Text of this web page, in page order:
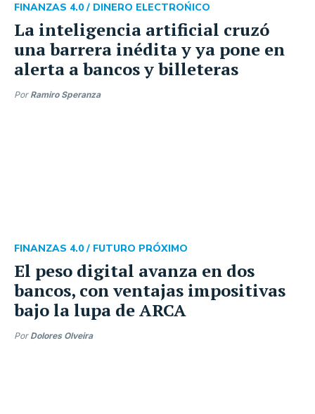
La inteligencia artificial cruzó
una barrera inédita y ya pone en
alerta a bancos y billeteras
FINANZAS 4.0 / DINERO ELECTROŃICO
Por Ramiro Speranza
El peso digital avanza en dos
bancos, con ventajas impositivas
bajo la lupa de ARCA
FINANZAS 4.0 / FUTURO PRÓXIMO
Por Dolores Olveira